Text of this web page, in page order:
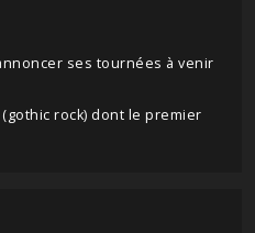
ses tournées à venir
(gothic rock) dont le premier